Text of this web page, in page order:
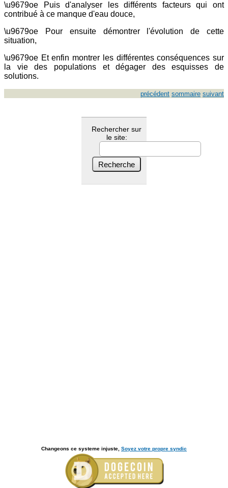
\u9679oe Puis d'analyser les différents facteurs qui ont
contribué à ce manque d'eau douce,
\u9679oe Pour ensuite démontrer l'évolution de cette
situation,
\u9679oe Et enfin montrer les différentes conséquences sur
la vie des populations et dégager des esquisses de
solutions.
précédent sommaire suivant
Rechercher sur
le site:
Changeons ce systeme injuste, Soyez votre propre syndic